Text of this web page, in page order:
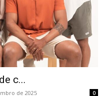
c...
de 2025 0